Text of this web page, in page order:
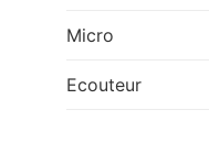
Micro
Ecouteur